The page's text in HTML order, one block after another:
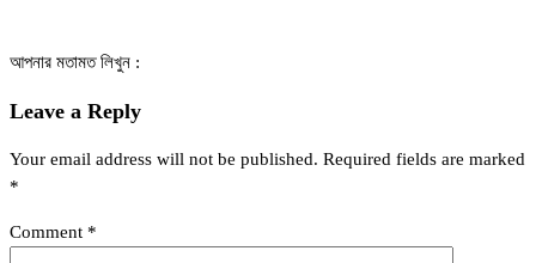
আপনার মতামত লিখুন :
Leave a Reply
Your email address will not be published. Required fields are marked
*
Comment *